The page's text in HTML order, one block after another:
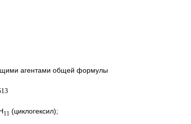
агентами общей формулы
11 (циклогексил);